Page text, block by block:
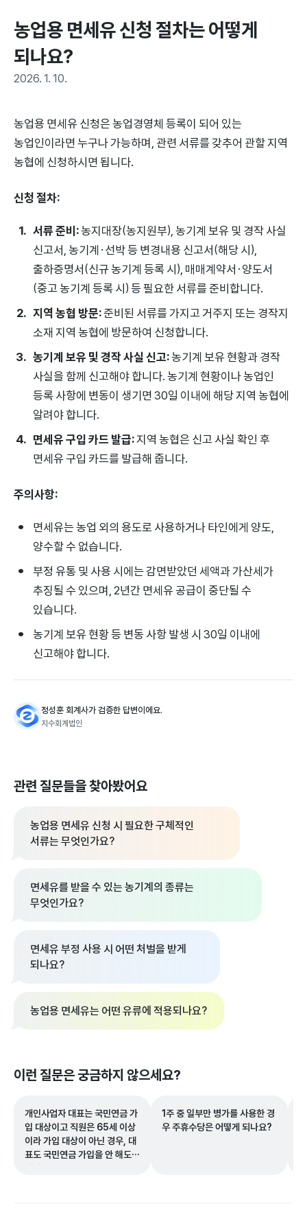
농업용 면세유 신청 절차는 어떻게
되나요?
2026. 1. 10.
농업용 면세유 신청은 농업경영체 등록이 되어 있는
농업인이라면 누구나 가능하며, 관련 서류를 갖추어 관할 지역
농협에 신청하시면 됩니다.
신청 절차:
서류 준비:농지대장(농지원부), 농기계 보유 및 경작 사실
신고서, 농기계·선박 등 변경내용 신고서(해당 시),
출하증명서(신규 농기계 등록 시), 매매계약서·양도서
(중고 농기계 등록 시) 등 필요한 서류를 준비합니다.
지역 농협 방문:준비된 서류를 가지고 거주지 또는 경작지
소재 지역 농협에 방문하여 신청합니다.
농기계 보유 및 경작 사실 신고:농기계 보유 현황과 경작
사실을 함께 신고해야 합니다. 농기계 현황이나 농업인
등록 사항에 변동이 생기면 30일 이내에 해당 지역 농협에
알려야 합니다.
면세유 구입 카드 발급:지역 농협은 신고 사실 확인 후
면세유 구입 카드를 발급해 줍니다.
주의사항:
면세유는 농업 외의 용도로 사용하거나 타인에게 양도,
양수할 수 없습니다.
부정 유통 및 사용 시에는 감면받았던 세액과 가산세가
추징될 수 있으며, 2년간 면세유 공급이 중단될 수
있습니다.
농기계 보유 현황 등 변동 사항 발생 시 30일 이내에
신고해야 합니다.
정성훈 회계사가 검증한 답변이에요.
지수회계법인
관련 질문들을 찾아봤어요
농업용 면세유 신청 시 필요한 구체적인
서류는 무엇인가요?
면세유를 받을 수 있는 농기계의 종류는
무엇인가요?
면세유 부정 사용 시 어떤 처벌을 받게
되나요?
농업용 면세유는 어떤 유류에 적용되나요?
이런 질문은 궁금하지 않으세요?
개인사업자 대표는 국민연금 가
입 대상이고 직원은 65세 이상
이라 가입 대상이 아닌 경우, 대
표도 국민연금 가입을 안 해도
되나요?
1주 중 일부만 병가를 사용한 경
우 주휴수당은 어떻게 되나요?